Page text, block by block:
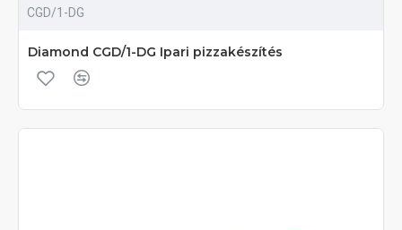
CGD/1-DG
Diamond CGD/1-DG Ipari pizzakészítés